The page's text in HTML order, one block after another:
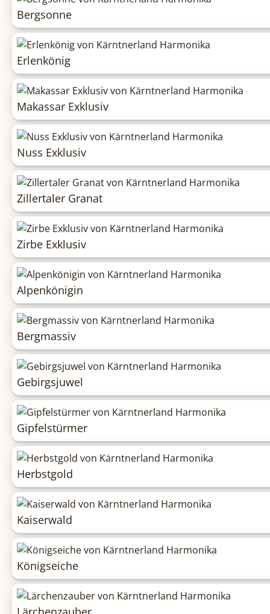
Bergsonne
Erlenkönig
Makassar Exklusiv
Nuss Exklusiv
Zillertaler Granat
Zirbe Exklusiv
Alpenkönigin
Bergmassiv
Gebirgsjuwel
Gipfelstürmer
Herbstgold
Kaiserwald
Königseiche